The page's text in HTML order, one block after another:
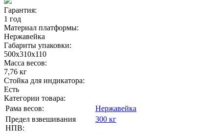
Гарантия:
1 год
Материал платформы:
Нержавейка
Габариты упаковки:
500х310х110
Масса весов:
7,76 кг
Стойка для индикатора:
Есть
Категории товара:
Рама весов:
Нержавейка
Предел взвешивания
НПВ:
300 кг